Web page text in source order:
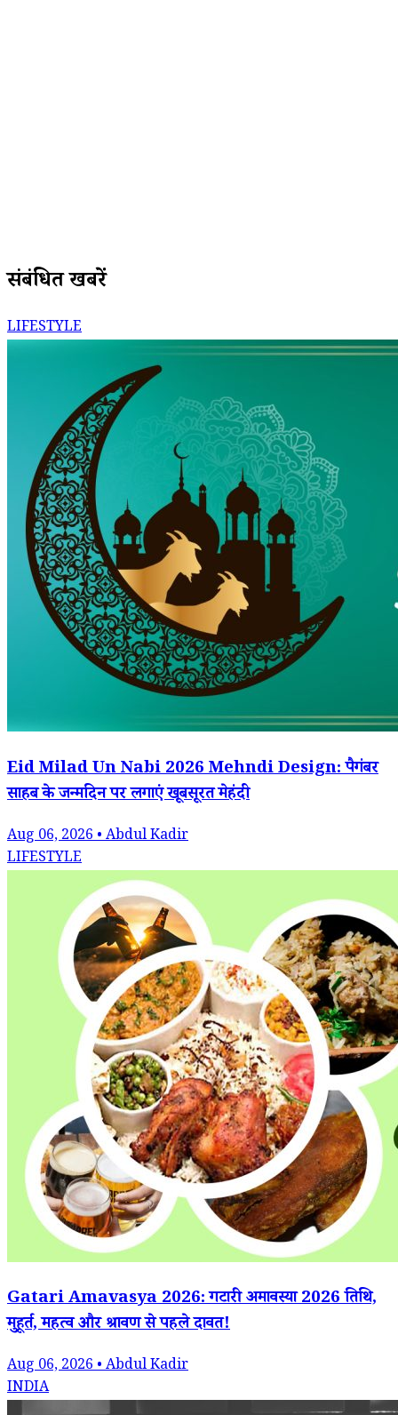
संबंधित खबरें
LIFESTYLE
Eid Milad Un Nabi 2026 Mehndi Design: पैगंबर
साहब के जन्मदिन पर लगाएं खूबसूरत मेहंदी
Aug 06, 2026 • Abdul Kadir
LIFESTYLE
Gatari Amavasya 2026: गटारी अमावस्या 2026 तिथि,
मुहूर्त, महत्व और श्रावण से पहले दावत!
Aug 06, 2026 • Abdul Kadir
INDIA